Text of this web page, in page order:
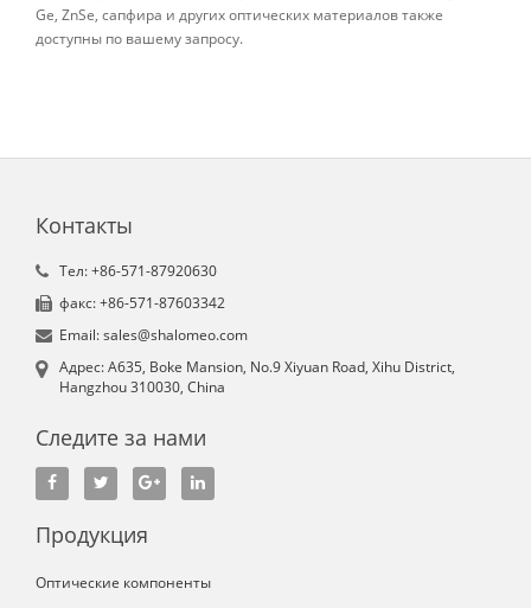
Ge, ZnSe, сапфира и других оптических материалов также
доступны по вашему запросу.
Контакты
Tел: +86-571-87920630
факс: +86-571-87603342
Email: sales@shalomeo.com
Aдрес: A635, Boke Mansion, No.9 Xiyuan Road, Xihu District,
Hangzhou 310030, China
Следите за нами
Продукция
Оптические компоненты